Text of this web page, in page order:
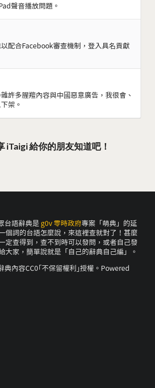
聲音播放問題。
配合Facebook審查機制，登入具名貢獻
許多腥羶內容與中國惡意廣告，我很會、
架。
iTaigi 給你的朋友知道吧！
台語辭典是 g0v 零時政府專案「萌典」的延
個詞的台語怎麼說，來這裡查就對了！甚麼
定查得到，查不到時可以發問，或者自己發
大家，簡單說就是「自己的辭典自己編」。
典內容CC0｢不保留權利｣授權。Powered